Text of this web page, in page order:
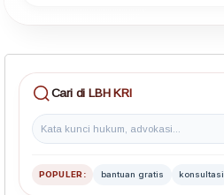
Cari di LBH KRI
POPULER: bantuan gratis konsultasi